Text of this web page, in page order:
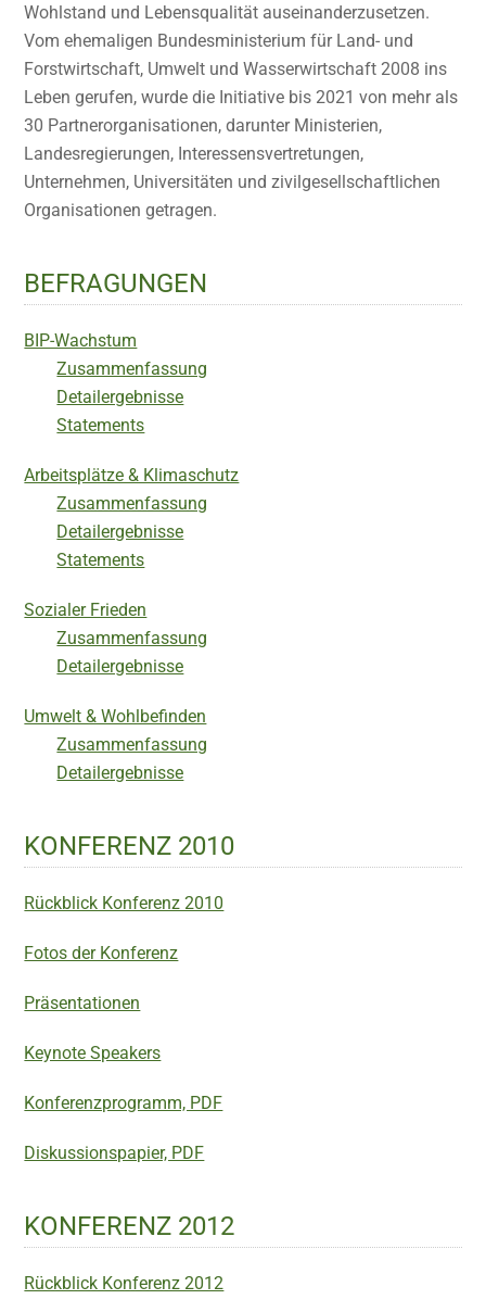
Wohlstand und Lebensqualität auseinanderzusetzen.
Vom ehemaligen Bundesministerium für Land- und
Forstwirtschaft, Umwelt und Wasserwirtschaft 2008 ins
Leben gerufen, wurde die Initiative bis 2021 von mehr als
30 Partnerorganisationen, darunter Ministerien,
Landesregierungen, Interessensvertretungen,
Unternehmen, Universitäten und zivilgesellschaftlichen
Organisationen getragen.
BEFRAGUNGEN
BIP-Wachstum
Zusammenfassung
Detailergebnisse
Statements
Arbeitsplätze & Klimaschutz
Zusammenfassung
Detailergebnisse
Statements
Sozialer Frieden
Zusammenfassung
Detailergebnisse
Umwelt & Wohlbefinden
Zusammenfassung
Detailergebnisse
KONFERENZ 2010
Rückblick Konferenz 2010
Fotos der Konferenz
Präsentationen
Keynote Speakers
Konferenzprogramm, PDF
Diskussionspapier, PDF
KONFERENZ 2012
Rückblick Konferenz 2012